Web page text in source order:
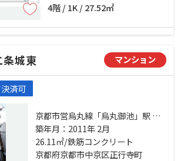
4階 / 1K / 27.52㎡
条城東 マンション
済可
京都市営烏丸線「烏丸御池」駅 徒
歩8分 京都地下鉄東西線「二条城
前」駅 徒歩9分 京都市営烏丸線「丸
太町」駅 徒歩10分
築年月：2011年 2月
26.11㎡/鉄筋コンクリート
京都府京都市中京区正行寺町